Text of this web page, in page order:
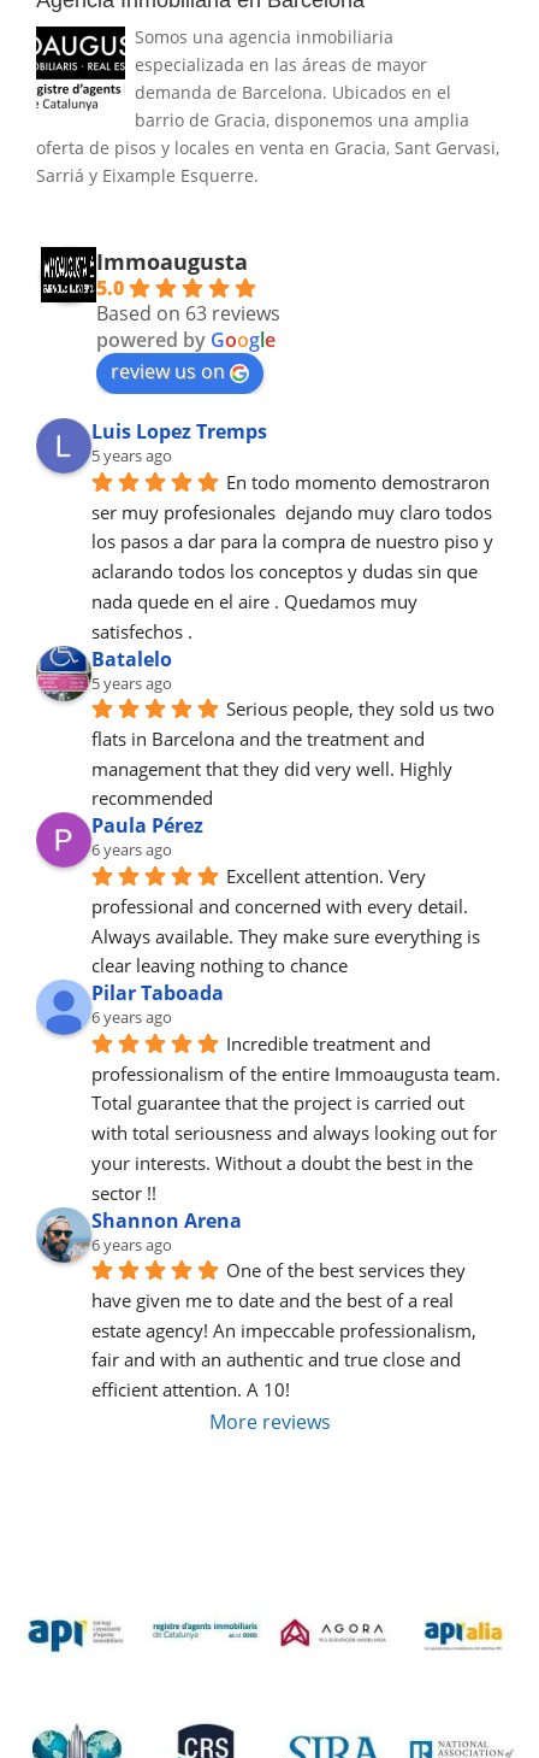
Somos una agencia inmobiliaria
especializada en las áreas de mayor
demanda de Barcelona. Ubicados en el
barrio de Gracia, disponemos una amplia
oferta de pisos y locales en venta en Gracia, Sant Gervasi,
Sarriá y Eixample Esquerre.
Immoaugusta
5.0
Based on 63 reviews
powered by Google
review us on
Luis Lopez Tremps
5 years ago
En todo momento demostraron
ser muy profesionales  dejando muy claro todos
los pasos a dar para la compra de nuestro piso y
aclarando todos los conceptos y dudas sin que
nada quede en el aire . Quedamos muy
satisfechos .
Batalelo
5 years ago
Serious people, they sold us two
flats in Barcelona and the treatment and
management that they did very well. Highly
recommended
Paula Pérez
6 years ago
Excellent attention. Very
professional and concerned with every detail.
Always available. They make sure everything is
clear leaving nothing to chance
Pilar Taboada
6 years ago
Incredible treatment and
professionalism of the entire Immoaugusta team.
Total guarantee that the project is carried out
with total seriousness and always looking out for
your interests. Without a doubt the best in the
sector !!
Shannon Arena
6 years ago
One of the best services they
have given me to date and the best of a real
estate agency! An impeccable professionalism,
fair and with an authentic and true close and
efficient attention. A 10!
More reviews